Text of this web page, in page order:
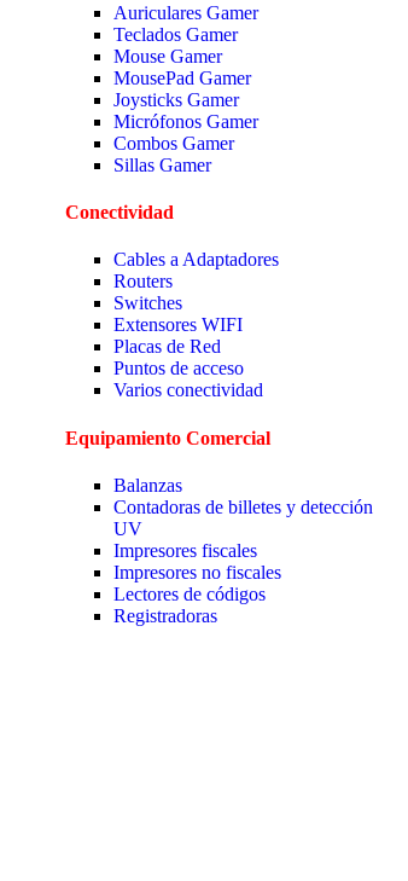
Auriculares Gamer
Teclados Gamer
Mouse Gamer
MousePad Gamer
Joysticks Gamer
Micrófonos Gamer
Combos Gamer
Sillas Gamer
Conectividad
Cables a Adaptadores
Routers
Switches
Extensores WIFI
Placas de Red
Puntos de acceso
Varios conectividad
Equipamiento Comercial
Balanzas
Contadoras de billetes y detección
UV
Impresores fiscales
Impresores no fiscales
Lectores de códigos
Registradoras